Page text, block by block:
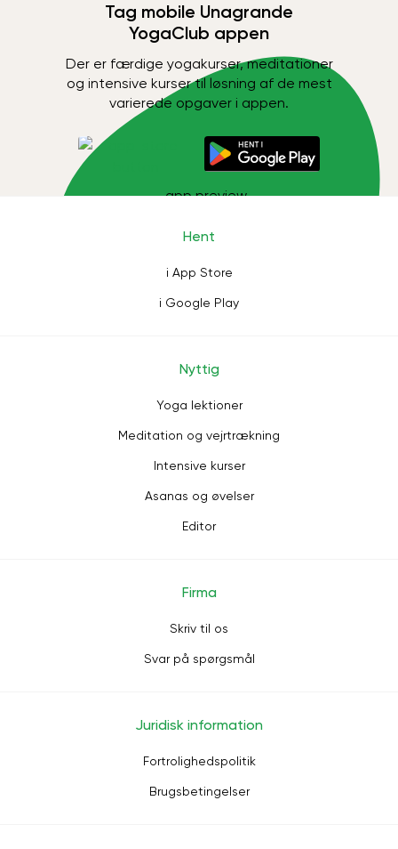
Tag mobile Unagrande
YogaClub appen
Der er færdige yogakurser, meditationer
og intensive kurser til løsning af de mest
varierede opgaver i appen.
Hent
i App Store
i Google Play
Nyttig
Yoga lektioner
Meditation og vejrtrækning
Intensive kurser
Asanas og øvelser
Editor
Firma
Skriv til os
Svar på spørgsmål
Juridisk information
Fortrolighedspolitik
Brugsbetingelser